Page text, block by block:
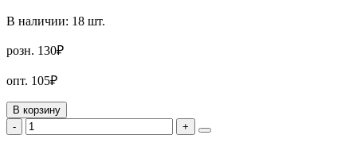
В наличии: 18 шт.
розн. 130₽
опт. 105₽
В корзину
-
+